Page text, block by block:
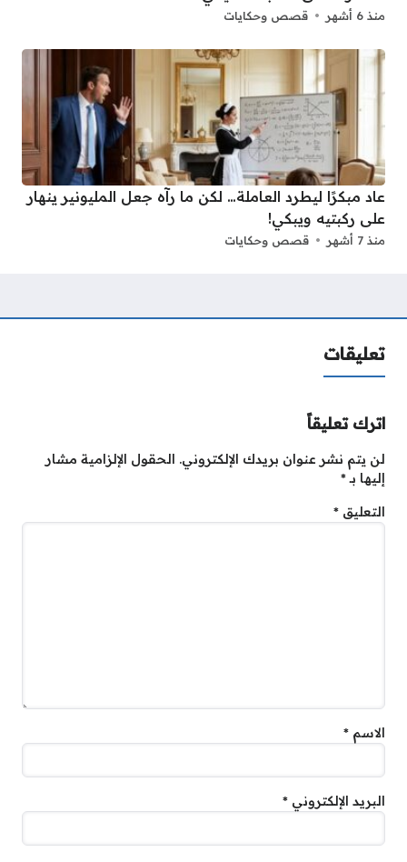
منذ 6 أشهر قصص وحكايات
عاد مبكرًا ليطرد العاملة… لكن ما رآه جعل المليونير ينهار
على ركبتيه ويبكي!
منذ 7 أشهر قصص وحكايات
تعليقات
اترك تعليقاً
لن يتم نشر عنوان بريدك الإلكتروني.
الحقول الإلزامية مشار
إليها بـ*
التعليق *
الاسم *
البريد الإلكتروني *